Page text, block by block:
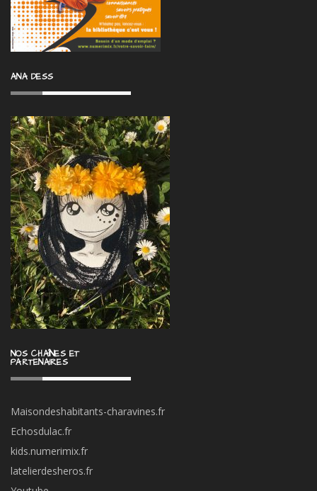
ANA DESS
NOS CHAÎNES ET
PARTENAIRES
Maisondeshabitants-charavines.fr
Echosdulac.fr
kids.numerimix.fr
latelierdesheros.fr